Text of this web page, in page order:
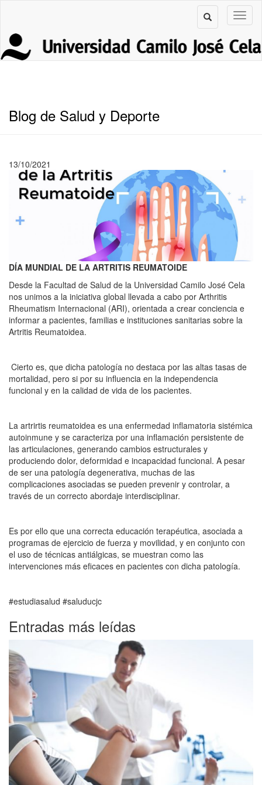
Blog de Salud y Deporte
13/10/2021
DÍA MUNDIAL DE LA ARTRITIS REUMATOIDE
Desde la Facultad de Salud de la Universidad Camilo José Cela
nos unimos a la iniciativa global llevada a cabo por Arthritis
Rheumatism Internacional (ARI), orientada a crear conciencia e
informar a pacientes, familias e instituciones sanitarias sobre la
Artritis Reumatoidea.
Cierto es, que dicha patología no destaca por las altas tasas de
mortalidad, pero si por su influencia en la independencia
funcional y en la calidad de vida de los pacientes.
La artrirtis reumatoidea es una enfermedad inflamatoria sistémica
autoinmune y se caracteriza por una inflamación persistente de
las articulaciones, generando cambios estructurales y
produciendo dolor, deformidad e incapacidad funcional. A pesar
de ser una patología degenerativa, muchas de las
complicaciones asociadas se pueden prevenir y controlar, a
través de un correcto abordaje interdisciplinar.
Es por ello que una correcta educación terapéutica, asociada a
programas de ejercicio de fuerza y movilidad, y en conjunto con
el uso de técnicas antiálgicas, se muestran como las
intervenciones más eficaces en pacientes con dicha patología.
#estudiasalud #saluducjc
Entradas más leídas